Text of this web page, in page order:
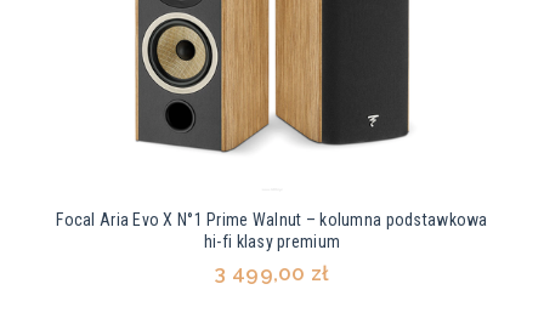
Focal Aria Evo X N°1 Prime Walnut – kolumna podstawkowa
hi-fi klasy premium
3 499,00 zł